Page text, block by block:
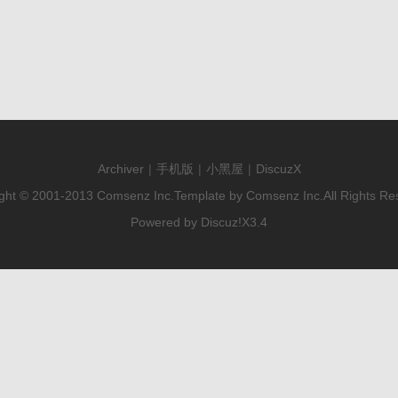
Archiver | 手机版 | 小黑屋 | DiscuzX
© 2001-2013 Comsenz Inc. Template by Comsenz Inc. All Rights
Powered by Discuz!X3.4